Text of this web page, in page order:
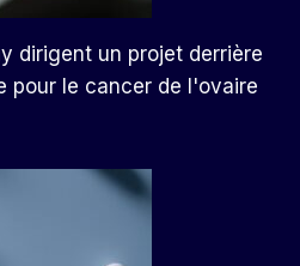
dirigent un projet derrière
pour le cancer de l'ovaire